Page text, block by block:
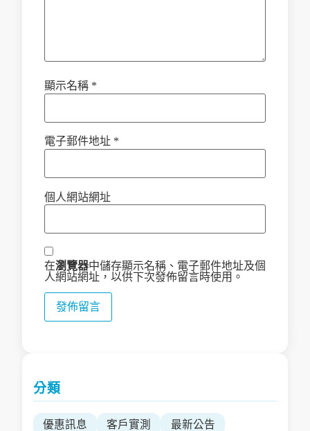
顯示名稱 *
電子郵件地址 *
個人網站網址
在瀏覽器中儲存顯示名稱、電子郵件地址及個
人網站網址，以供下次發佈留言時使用。
分類
優惠訊息 客戶實測
最新公告